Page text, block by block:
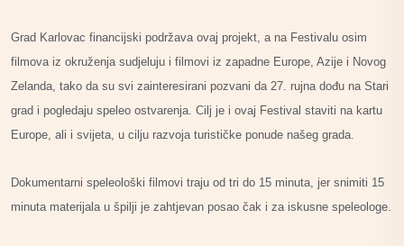
Grad Karlovac financijski podržava ovaj projekt, a na Festivalu osim
filmova iz okruženja sudjeluju i filmovi iz zapadne Europe, Azije i Novog
Zelanda, tako da su svi zainteresirani pozvani da 27. rujna dođu na Stari
grad i pogledaju speleo ostvarenja. Cilj je i ovaj Festival staviti na kartu
Europe, ali i svijeta, u cilju razvoja turističke ponude našeg grada.
Dokumentarni speleološki filmovi traju od tri do 15 minuta, jer snimiti 15
minuta materijala u špilji je zahtjevan posao čak i za iskusne speleologe.